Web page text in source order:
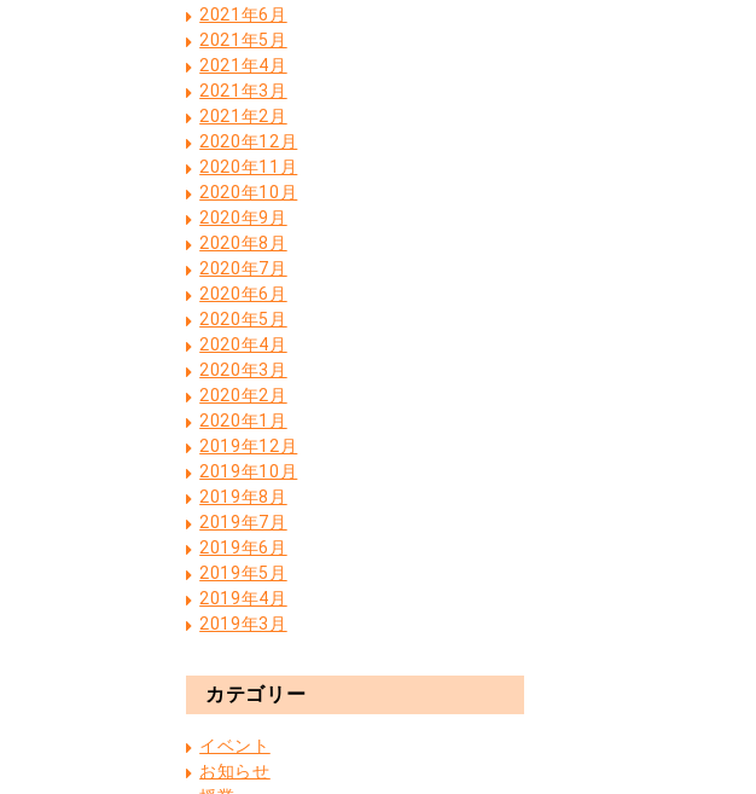
2021年6月
2021年5月
2021年4月
2021年3月
2021年2月
2020年12月
2020年11月
2020年10月
2020年9月
2020年8月
2020年7月
2020年6月
2020年5月
2020年4月
2020年3月
2020年2月
2020年1月
2019年12月
2019年10月
2019年8月
2019年7月
2019年6月
2019年5月
2019年4月
2019年3月
カテゴリー
イベント
お知らせ